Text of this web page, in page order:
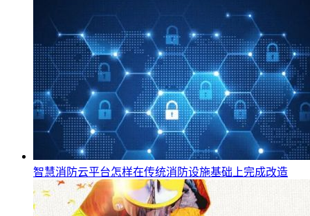
智慧消防云平台怎样在传统消防设施基础上完成改造